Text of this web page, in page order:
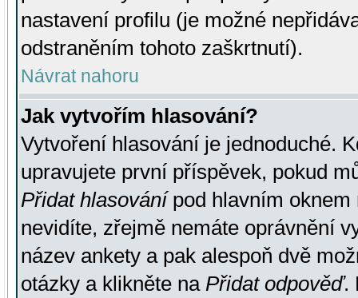
nastavení profilu (je možné
odstraněním tohoto zaškrtnutí).
Návrat nahoru
Jak vytvořím hlasování?
Vytvoření hlasování je jednoduché.
upravujete první příspěvek, pokud
Přidat hlasovánípod hlavním oknem
nevidíte, zřejmě nemáte oprávnění
název ankety a pak alespoň dvě
otázky a klikněte na Přidat odpověď.